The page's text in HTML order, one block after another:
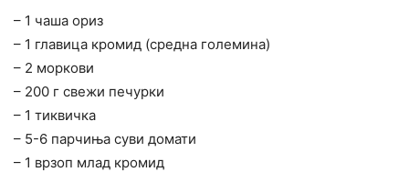
– 1 чаша ориз
– 1 главица кромид (средна големина)
– 2 моркови
– 200 г свежи печурки
– 1 тиквичка
– 5-6 парчиња суви домати
– 1 врзоп млад кромид